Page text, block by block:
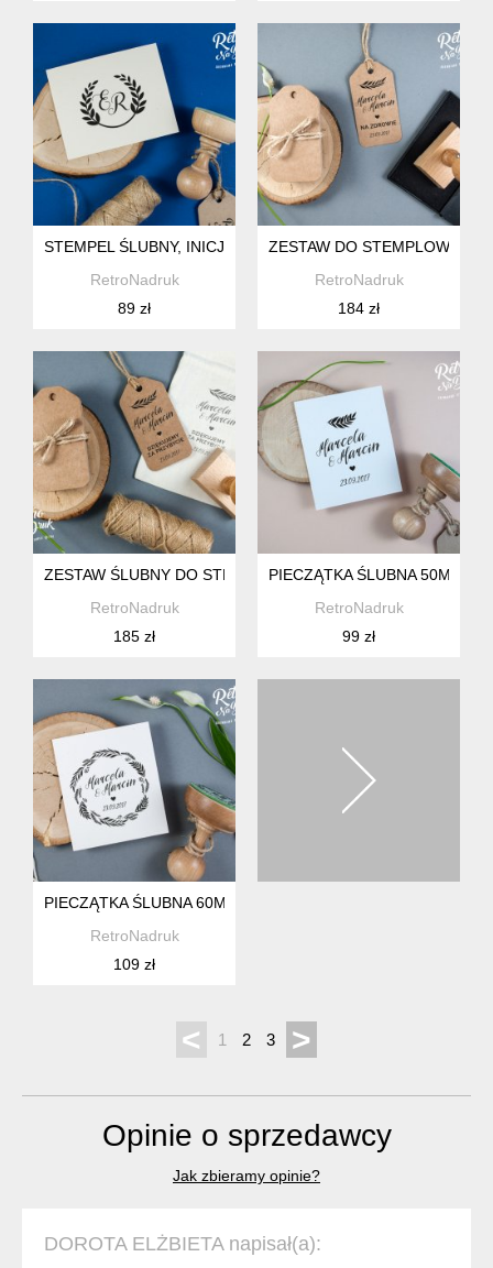
STEMPEL ŚLUBNY, INICJAŁY PARY MŁODEJ 40MM
RetroNadruk
89 zł
ZESTAW DO STEMPLOWANIA
RetroNadruk
184 zł
ZESTAW ŚLUBNY DO STEMPLOWANIA ZAWIESZEK NA
RetroNadruk
185 zł
PIECZĄTKA ŚLUBNA 50MM,
RetroNadruk
99 zł
PIECZĄTKA ŚLUBNA 60MM, WIANEK
RetroNadruk
109 zł
< 1 2 3 >
Opinie o sprzedawcy
Jak zbieramy opinie?
DOROTA ELŻBIETA napisał(a):